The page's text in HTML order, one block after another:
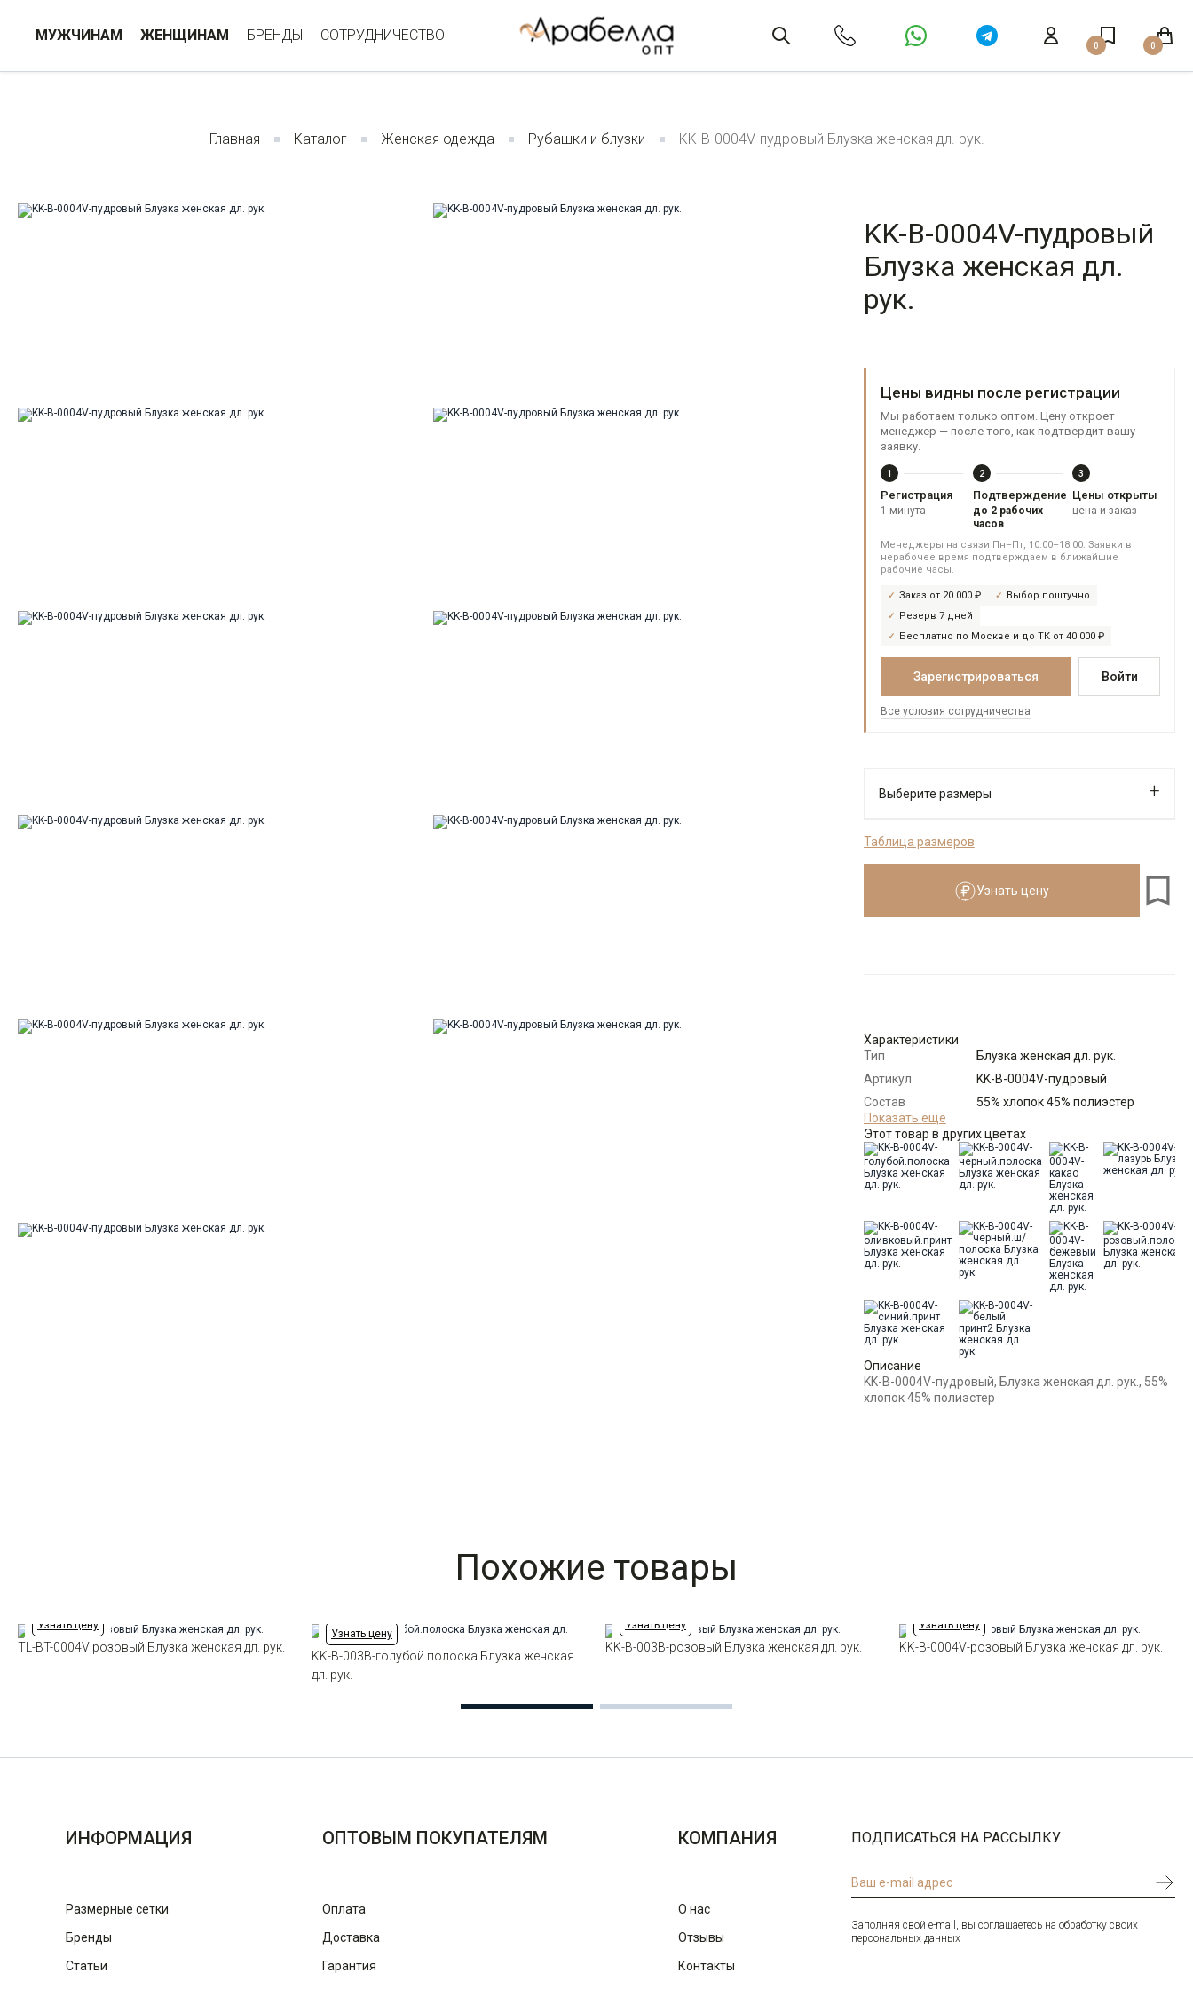
МУЖЧИНАМ ЖЕНЩИНАМ БРЕНДЫ СОТРУДНИЧЕСТВО
0 0
Главная Каталог Женская одежда Рубашки и блузки KK-B-0004V-пудровый Блузка женская дл. рук.
KK-B-0004V-пудровый
Блузка женская дл.
рук.
Цены видны после регистрации
Мы работаем только оптом. Цену откроет
менеджер — после того, как подтвердит вашу
заявку.
1
Регистрация
1 минута
2
Подтверждение
до 2 рабочих
часов
3
Цены открыты
цена и заказ
Менеджеры на связи Пн–Пт, 10:00–18:00. Заявки в
нерабочее время подтверждаем в ближайшие
рабочие часы.
Заказ от 20 000 ₽
Выбор поштучно
Резерв 7 дней
Бесплатно по Москве и до ТК от 40 000 ₽
Зарегистрироваться Войти
Все условия сотрудничества
Выберите размеры
Размеры для роста
Размер Количество Доступно
Выбрать размерный ряд
по 1 шт каждого доступного размера
Таблица размеров
Узнать цену
Характеристики
Тип
Блузка женская дл. рук.
Артикул
KK-B-0004V-пудровый
Состав
сырья
55% хлопок 45% полиэстер
Бренд
KATHARINA KROSS (Россия)
Модель
Прямая
Цвет
Розовый
Отложной воротник
Манжет
прямой с разрезом с
возм.отворота
Карман
накладной справа
Прямой силуэт / Сlassic fit
Показать еще
Этот товар в других цветах
Описание
KK-B-0004V-пудровый, Блузка женская дл. рук., 55%
хлопок 45% полиэстер
Похожие товары
Узнать цену
TL-BT-0004V розовый Блузка женская дл. рук.
Узнать цену
KK-B-003B-голубой.полоска Блузка женская
дл. рук.
Узнать цену
KK-B-003B-розовый Блузка женская дл. рук.
Узнать цену
KK-B-0004V-розовый Блузка женская дл. рук.
ИНФОРМАЦИЯ
Размерные сетки
Бренды
Статьи
ОПТОВЫМ ПОКУПАТЕЛЯМ
Оплата
Доставка
Гарантия
КОМПАНИЯ
О нас
Отзывы
Контакты
ПОДПИСАТЬСЯ НА РАССЫЛКУ
Заполняя свой e-mail, вы соглашаетесь на обработку своих
персональных данных